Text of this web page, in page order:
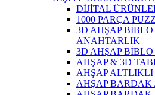
DİJİTAL
1000 PARÇA
3D AHŞAP BİBLO
ANAHTARLIK
3D AHŞAP
AHŞAP & 3D
AHŞAP
AHŞAP BARDAK